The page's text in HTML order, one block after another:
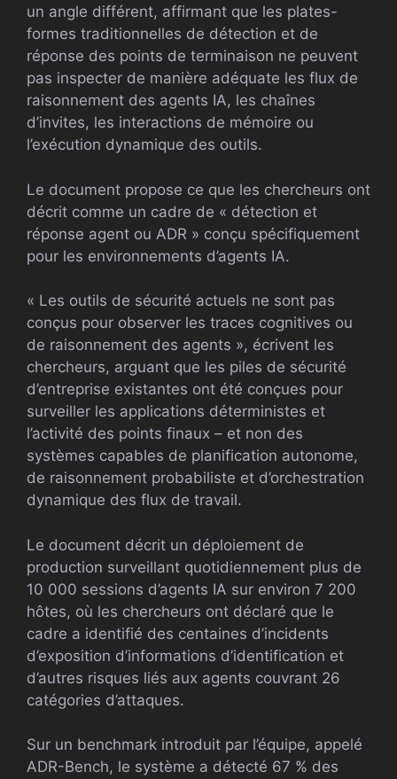
un angle différent, affirmant que les plates-
formes traditionnelles de détection et de
réponse des points de terminaison ne peuvent
pas inspecter de manière adéquate les flux de
raisonnement des agents IA, les chaînes
d’invites, les interactions de mémoire ou
l’exécution dynamique des outils.
Le document propose ce que les chercheurs ont
décrit comme un cadre de « détection et
réponse agent ou ADR » conçu spécifiquement
pour les environnements d’agents IA.
« Les outils de sécurité actuels ne sont pas
conçus pour observer les traces cognitives ou
de raisonnement des agents », écrivent les
chercheurs, arguant que les piles de sécurité
d’entreprise existantes ont été conçues pour
surveiller les applications déterministes et
l’activité des points finaux – et non des
systèmes capables de planification autonome,
de raisonnement probabiliste et d’orchestration
dynamique des flux de travail.
Le document décrit un déploiement de
production surveillant quotidiennement plus de
10 000 sessions d’agents IA sur environ 7 200
hôtes, où les chercheurs ont déclaré que le
cadre a identifié des centaines d’incidents
d’exposition d’informations d’identification et
d’autres risques liés aux agents couvrant 26
catégories d’attaques.
Sur un benchmark introduit par l’équipe, appelé
ADR-Bench, le système a détecté 67 % des